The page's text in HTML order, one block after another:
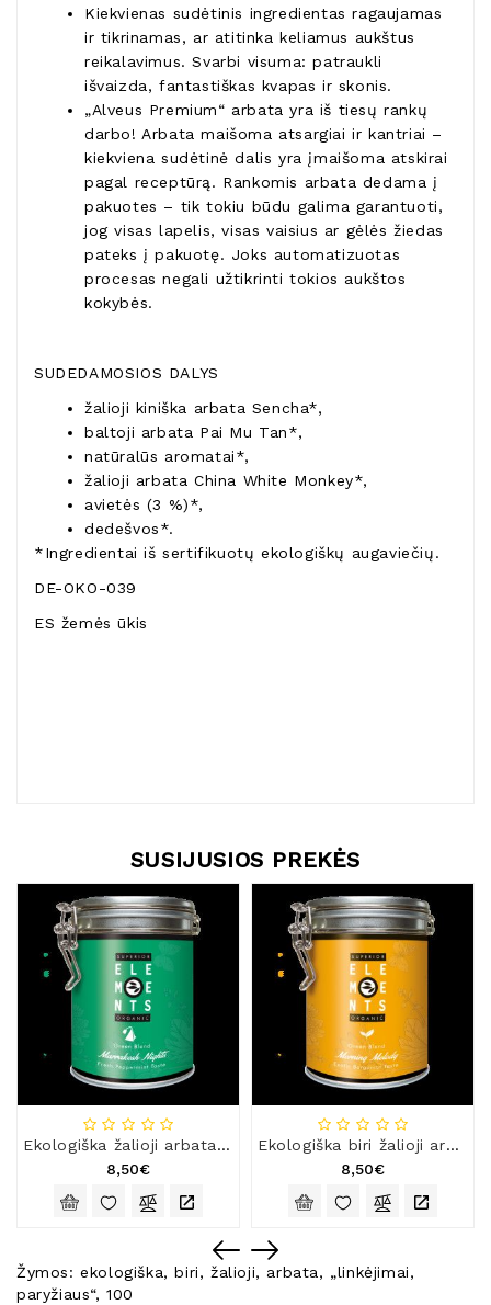
Kiekvienas sudėtinis ingredientas ragaujamas
ir tikrinamas, ar atitinka keliamus aukštus
reikalavimus. Svarbi visuma: patraukli
išvaizda, fantastiškas kvapas ir skonis.
„Alveus Premium“ arbata yra iš tiesų rankų
darbo! Arbata maišoma atsargiai ir kantriai –
kiekviena sudėtinė dalis yra įmaišoma atskirai
pagal receptūrą. Rankomis arbata dedama į
pakuotes – tik tokiu būdu galima garantuoti,
jog visas lapelis, visas vaisius ar gėlės žiedas
pateks į pakuotę. Joks automatizuotas
procesas negali užtikrinti tokios aukštos
kokybės.
SUDEDAMOSIOS DALYS
žalioji kiniška arbata Sencha*,
baltoji arbata Pai Mu Tan*,
natūralūs aromatai*,
žalioji arbata China White Monkey*,
avietės (3 %)*,
dedešvos*.
*Ingredientai iš sertifikuotų ekologiškų augaviečių.
DE-OKO-039
ES žemės ūkis
SUSIJUSIOS PREKĖS
Ekologiška žalioji arbata „Marakešo naktys“, 15 x 3 g
8,50€
Ekologiška biri žalioji arbata „Ryto melodija“, 100 g
8,50€
Žymos:ekologiška,biri,žalioji, arbata, „linkėjimai,
paryžiaus“,100